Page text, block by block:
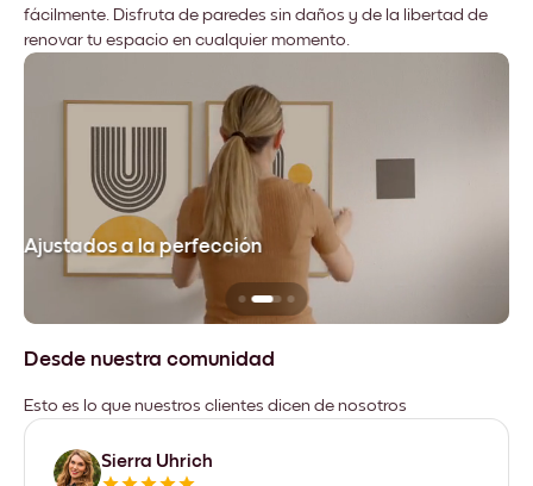
fácilmente. Disfruta de paredes sin daños y de la libertad de
renovar tu espacio en cualquier momento.
Ajustados a la perfección
Desde nuestra comunidad
Esto es lo que nuestros clientes dicen de nosotros
Sierra Uhrich